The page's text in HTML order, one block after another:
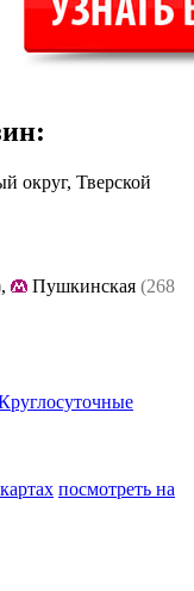
:
округ, Тверской
, Пушкинская (268
посмотреть на